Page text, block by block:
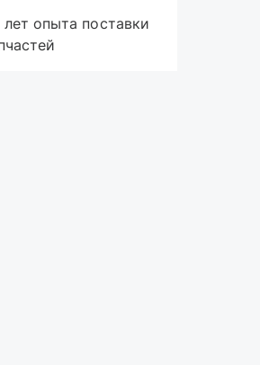
лет опыта поставки